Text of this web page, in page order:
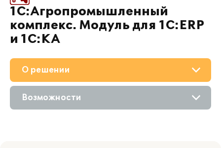
1С:Агропромышленный
комплекс. Модуль для 1С:ERP
и 1С:КА
О решении
Приобретение
Возможности